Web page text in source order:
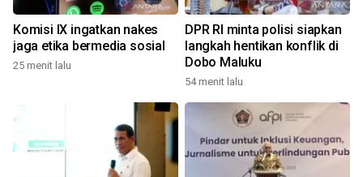
Komisi IX ingatkan nakes
jaga etika bermedia sosial
25 menit lalu
DPR RI minta polisi siapkan
langkah hentikan konflik di
Dobo Maluku
54 menit lalu